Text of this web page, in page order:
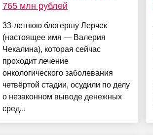
765 млн рублей
33-летнюю блогершу Лерчек
(настоящее имя — Валерия
Чекалина), которая сейчас
проходит лечение
онкологического заболевания
четвёртой стадии, осудили по делу
о незаконном выводе денежных
сред...